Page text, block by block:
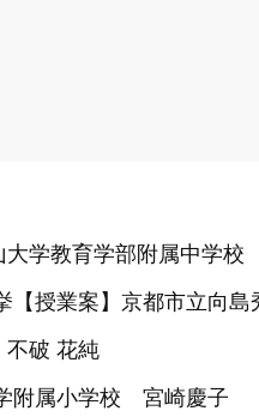
学教育学部附属中学
授業案】京都市立向
破 花純
附属小学校 宮崎慶子